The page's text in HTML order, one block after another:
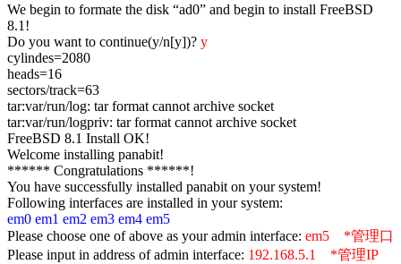
We begin to formate the disk “ad0” and begin to install FreeBSD
8.1!
Do you want to continue(y/n[y])? y
cylindes=2080
heads=16
sectors/track=63
tar:var/run/log: tar format cannot archive socket
tar:var/run/logpriv: tar format cannot archive socket
FreeBSD 8.1 Install OK!
Welcome installing panabit!
****** Congratulations ******!
You have successfully installed panabit on your system!
Following interfaces are installed in your system:
em0 em1 em2 em3 em4 em5
Please choose one of above as your admin interface: em5 *管理口
Please input in address of admin interface: 192.168.5.1 *管理IP